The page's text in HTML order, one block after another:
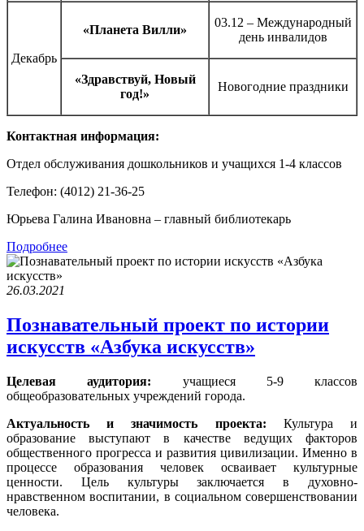
Декабрь
«Планета Вилли»
03.12 – Международный
день инвалидов
«Здравствуй, Новый
год!»
Новогодние праздники
Контактная информация:
Отдел обслуживания дошкольников и учащихся 1-4 классов
Телефон: (4012) 21-36-25
Юрьева Галина Ивановна – главный библиотекарь
Подробнее
26.03.2021
Познавательный проект по истории
искусств «Азбука искусств»
Целевая аудитория: учащиеся 5-9 классов
общеобразовательных учреждений города.
Актуальность и значимость проекта: Культура и
образование выступают в качестве ведущих факторов
общественного прогресса и развития цивилизации. Именно в
процессе образования человек осваивает культурные
ценности. Цель культуры заключается в духовно-
нравственном воспитании, в социальном совершенствовании
человека.